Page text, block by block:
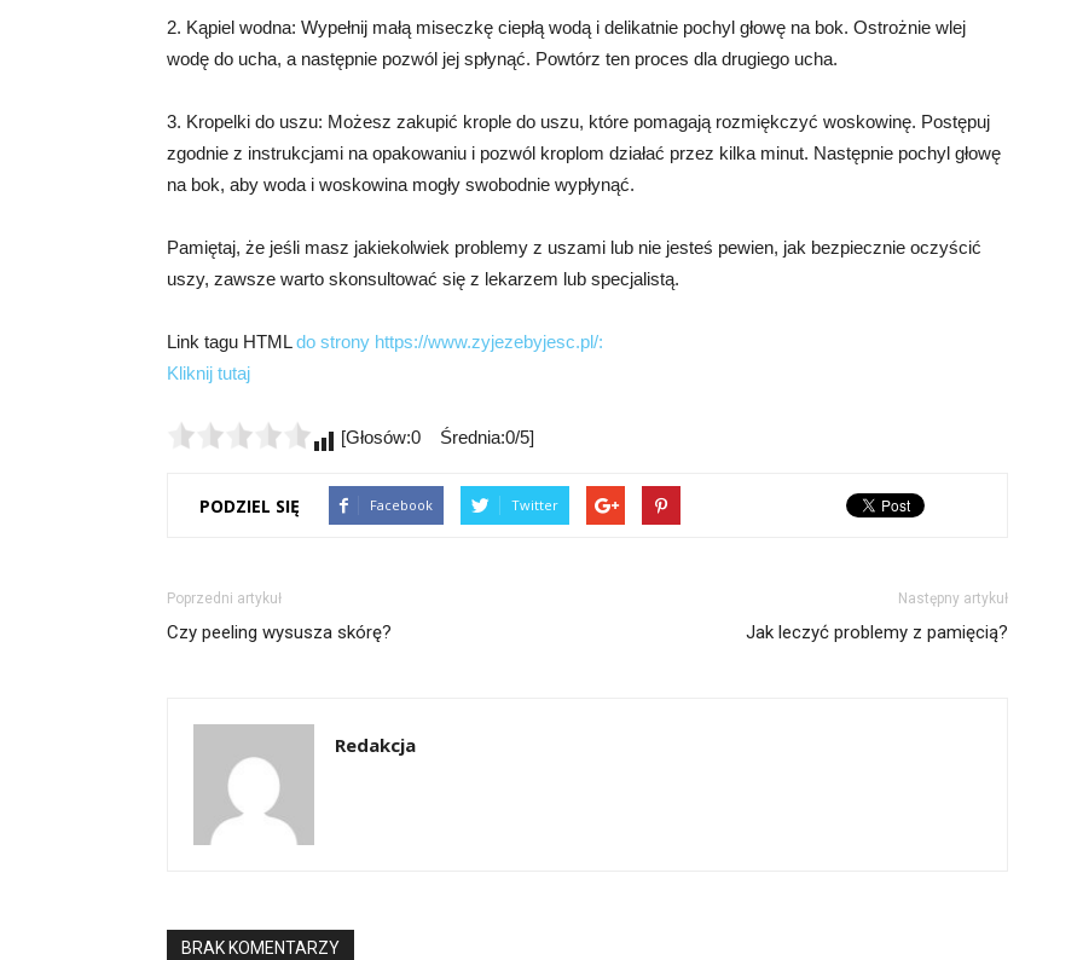
2. Kąpiel wodna: Wypełnij małą miseczkę ciepłą wodą i delikatnie pochyl głowę na bok. Ostrożnie wlej
wodę do ucha, a następnie pozwól jej spłynąć. Powtórz ten proces dla drugiego ucha.
3. Kropelki do uszu: Możesz zakupić krople do uszu, które pomagają rozmiękczyć woskowinę. Postępuj
zgodnie z instrukcjami na opakowaniu i pozwól kroplom działać przez kilka minut. Następnie pochyl głowę
na bok, aby woda i woskowina mogły swobodnie wypłynąć.
Pamiętaj, że jeśli masz jakiekolwiek problemy z uszami lub nie jesteś pewien, jak bezpiecznie oczyścić
uszy, zawsze warto skonsultować się z lekarzem lub specjalistą.
Link tagu HTMLdo strony https://www.zyjezebyjesc.pl/:
Kliknij tutaj
[Głosów:0 Średnia:0/5]
PODZIEL SIĘ Facebook Twitter
Poprzedni artykuł
Czy peeling wysusza skórę?
Następny artykuł
Jak leczyć problemy z pamięcią?
Redakcja
BRAK KOMENTARZY